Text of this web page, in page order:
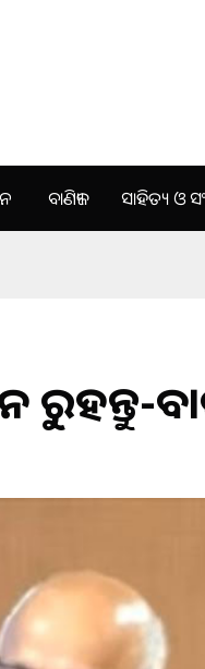
ବାଣିଜ୍ୟ ସାହିତ୍ୟ ଓ
ରୁହନ୍ତୁ-